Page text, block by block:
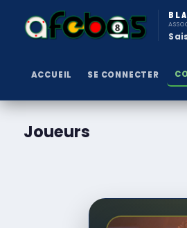
ACCUEIL SE CONNECTER
Joueurs